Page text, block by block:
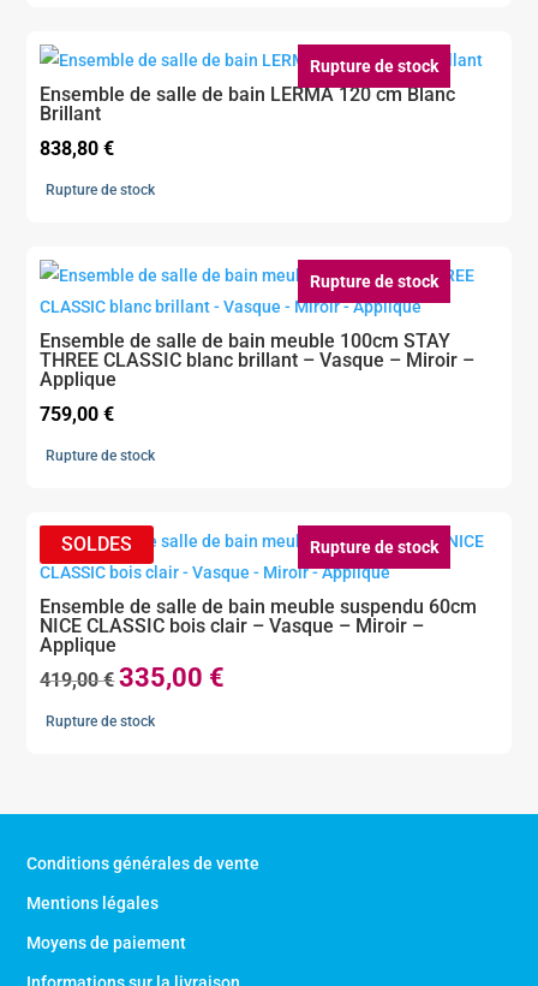
419,00 €.
335,00 €.
Rupture de stock
Ensemble de salle de bain LERMA 120 cm Blanc
Brillant
838,80€
Rupture de stock
Rupture de stock
Ensemble de salle de bain meuble 100cm STAY
THREE CLASSIC blanc brillant – Vasque – Miroir –
Applique
759,00€
Rupture de stock
Rupture de stock
Ensemble de salle de bain meuble suspendu 60cm
NICE CLASSIC bois clair – Vasque – Miroir –
Applique
419,00€Le
prix
335,00 €
Rupture de stock
Conditions générales de vente
Mentions légales
Moyens de paiement